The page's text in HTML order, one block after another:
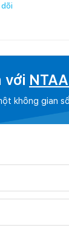
với
không gian